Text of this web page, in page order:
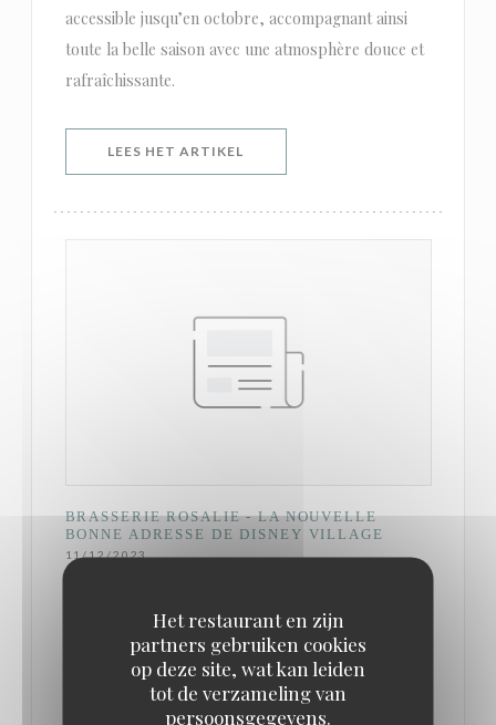
Het restaurant en zijn
partners gebruiken cookies
op deze site, wat kan leiden
tot de verzameling van
persoonsgegevens.
accessible jusqu’en octobre, accompagnant ainsi
toute la belle saison avec une atmosphère douce et
rafraîchissante.
LEES HET ARTIKEL
BRASSERIE ROSALIE - LA NOUVELLE
BONNE ADRESSE DE DISNEY VILLAGE
11/12/2023
C’est donc dans ce contexte d’inconsistance (pour
ne pas dire incompétence) généralisée dans la
gestion de la restauration que la Brasserie Rosalie a
ouvert ses portes à Disneyland Paris avec la